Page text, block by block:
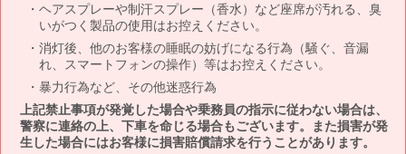
ヘアスプレーや制汗スプレー（香水）など座席が汚れる、臭
いがつく製品の使用はお控えください。
消灯後、他のお客様の睡眠の妨げになる行為（騒ぐ、音漏
れ、スマートフォンの操作）等はお控えください。
暴力行為など、その他迷惑行為
上記禁止事項が発覚した場合や乗務員の指示に従わない場合は、
警察に連絡の上、下車を命じる場合もございます。また損害が発
生した場合にはお客様に損害賠償請求を行うことがあります。